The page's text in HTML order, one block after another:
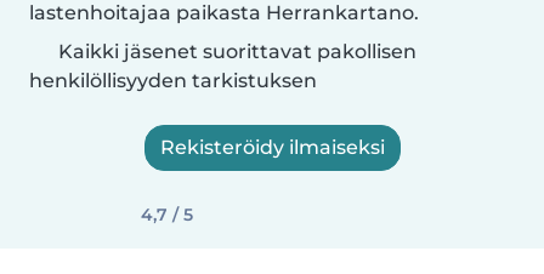
lastenhoitajaa paikasta Herrankartano.
Kaikki jäsenet suorittavat pakollisen
henkilöllisyyden tarkistuksen
Rekisteröidy ilmaiseksi
4,7 / 5